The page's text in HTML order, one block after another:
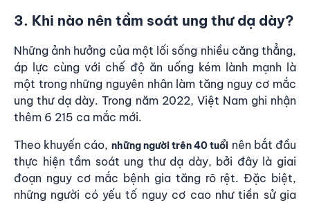
3. Khi nào nên tầm soát ung thư dạ dày?
Những ảnh hưởng của một lối sống nhiều căng thẳng,
áp lực cùng với chế độ ăn uống kém lành mạnh là
một trong những nguyên nhân làm tăng nguy cơ mắc
ung thư dạ dày. Trong năm 2022, Việt Nam ghi nhận
thêm 6 215 ca mắc mới.
Theo khuyến cáo, những người trên 40 tuổi nên bắt đầu
thực hiện tầm soát ung thư dạ dày, bởi đây là giai
đoạn nguy cơ mắc bệnh gia tăng rõ rệt. Đặc biệt,
những người có yếu tố nguy cơ cao như tiền sử gia